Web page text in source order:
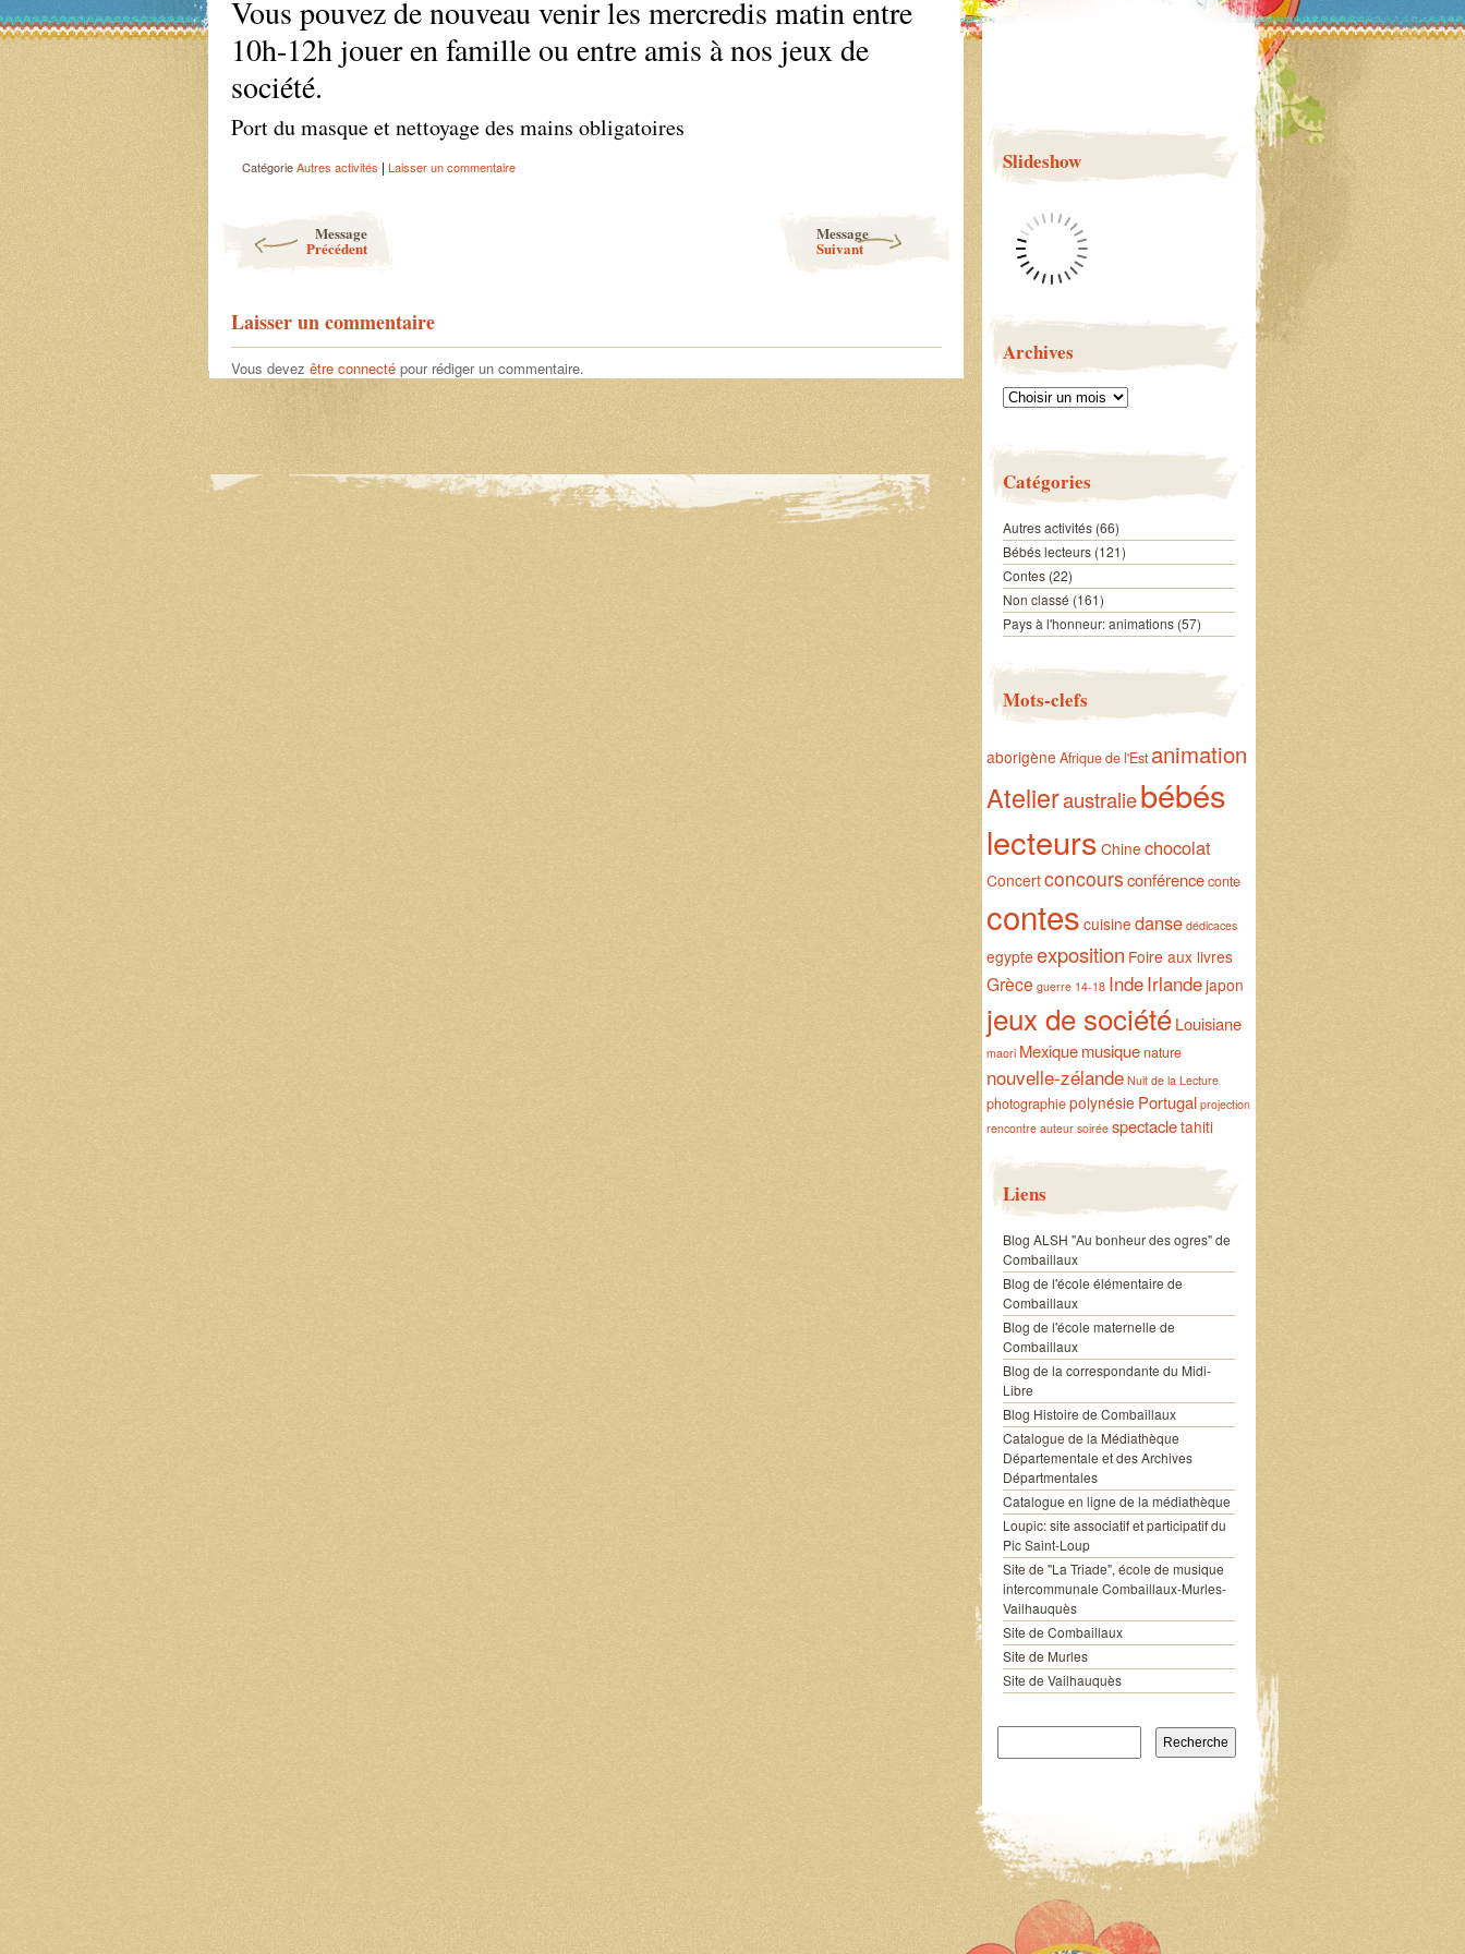
Vous pouvez de nouveau venir les mercredis matin entre
10h-12h jouer en famille ou entre amis à nos jeux de
société.
Port du masque et nettoyage des mains obligatoires
CatégorieAutres activités | Laisser un commentaire
Message
Précédent
Message
Suivant
Laisser un commentaire
Vous devez être connecté pour rédiger un commentaire.
Slideshow
Archives
Catégories
Autres activités(66)
Bébés lecteurs(121)
Contes(22)
Non classé (161)
Pays à l'honneur: animations(57)
Mots-clefs
aborigène Afrique de l'Est animation
Atelieraustraliebébés
lecteurs Chine chocolat
Concertconcoursconférenceconte
contes cuisine danse dédicaces
egypte exposition Foire aux livres
Grèce guerre 14-18 IndeIrlandejapon
jeux de société Louisiane
maori Mexique musiquenature
nouvelle-zélande Nuit de la Lecture
photographiepolynésie Portugal projection
rencontre auteur soirée spectacletahiti
Liens
Blog ALSH "Au bonheur des ogres" de
Combaillaux
Blog de l'école élémentaire de
Combaillaux
Blog de l'école maternelle de
Combaillaux
Blog de la correspondante du Midi-
Libre
Blog Histoire de Combaillaux
Catalogue de la Médiathèque
Départementale et des Archives
Départmentales
Catalogue en ligne de la médiathèque
Loupic: site associatif et participatif du
Pic Saint-Loup
Site de "La Triade", école de musique
intercommunale Combaillaux-Murles-
Vailhauquès
Site de Combaillaux
Site de Murles
Site de Vailhauquès
Recherche pour: